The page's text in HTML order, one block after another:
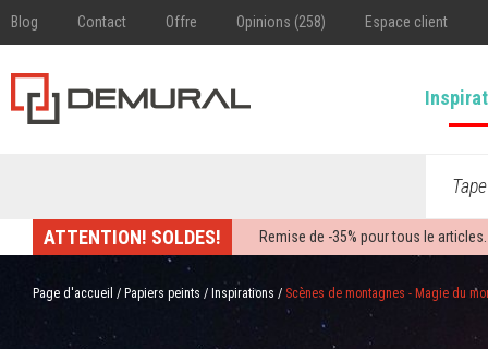
Blog Contact Offre Opinions (258) Espace client
ATTENTION! SOLDES! Remise de -35% pour tous le
Page d'accueil / Papiers peints / Inspirations / Scènes de montagnes - Magie du